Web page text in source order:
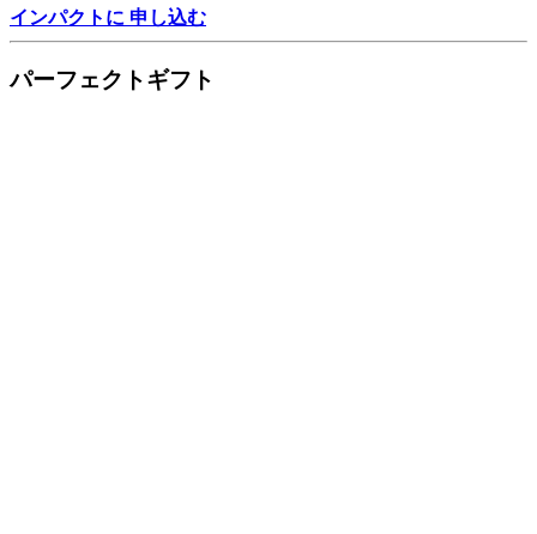
インパクトに 申し込む
パーフェクトギフト